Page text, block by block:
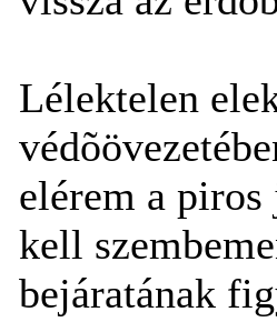
Lélektelen
elérem a
kell
bejáratának